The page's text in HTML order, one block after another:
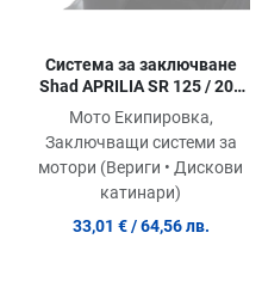
Система за заключване
Shad APRILIA SR 125 / 200
GT '22 (SIZE 3)
Мото Екипировка,
Заключващи системи за
мотори (Вериги • Дискови
катинари)
33,01 € / 64,56 лв.